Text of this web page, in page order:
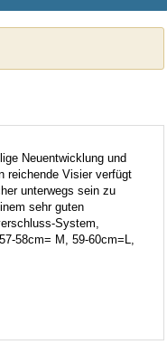
Neuentwicklung und
reichende Visier verfügt
unterwegs sein zu
sehr guten
System,
58cm= M, 59-60cm=L,